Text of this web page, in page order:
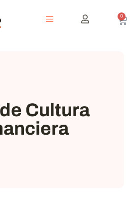
0
Cultura